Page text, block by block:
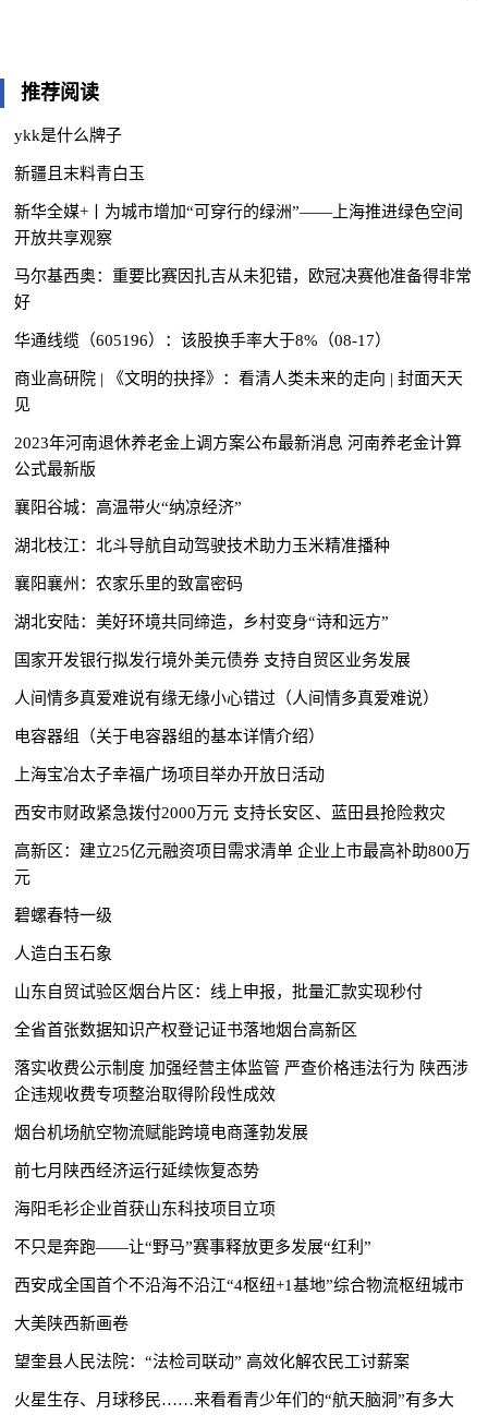
推荐阅读
ykk是什么牌子
新疆且末料青白玉
新华全媒+丨为城市增加“可穿行的绿洲”——上海推进绿色空间
开放共享观察
马尔基西奥：重要比赛因扎吉从未犯错，欧冠决赛他准备得非常
好
华通线缆（605196）：该股换手率大于8%（08-17）
商业高研院 | 《文明的抉择》：看清人类未来的走向 | 封面天天
见
2023年河南退休养老金上调方案公布最新消息 河南养老金计算
公式最新版
襄阳谷城：高温带火“纳凉经济”
湖北枝江：北斗导航自动驾驶技术助力玉米精准播种
襄阳襄州：农家乐里的致富密码
湖北安陆：美好环境共同缔造，乡村变身“诗和远方”
国家开发银行拟发行境外美元债券 支持自贸区业务发展
人间情多真爱难说有缘无缘小心错过（人间情多真爱难说）
电容器组（关于电容器组的基本详情介绍）
上海宝冶太子幸福广场项目举办开放日活动
西安市财政紧急拨付2000万元 支持长安区、蓝田县抢险救灾
高新区：建立25亿元融资项目需求清单 企业上市最高补助800万
元
碧螺春特一级
人造白玉石象
山东自贸试验区烟台片区：线上申报，批量汇款实现秒付
全省首张数据知识产权登记证书落地烟台高新区
落实收费公示制度 加强经营主体监管 严查价格违法行为 陕西涉
企违规收费专项整治取得阶段性成效
烟台机场航空物流赋能跨境电商蓬勃发展
前七月陕西经济运行延续恢复态势
海阳毛衫企业首获山东科技项目立项
不只是奔跑——让“野马”赛事释放更多发展“红利”
西安成全国首个不沿海不沿江“4枢纽+1基地”综合物流枢纽城市
大美陕西新画卷
望奎县人民法院：“法检司联动” 高效化解农民工讨薪案
火星生存、月球移民……来看看青少年们的“航天脑洞”有多大